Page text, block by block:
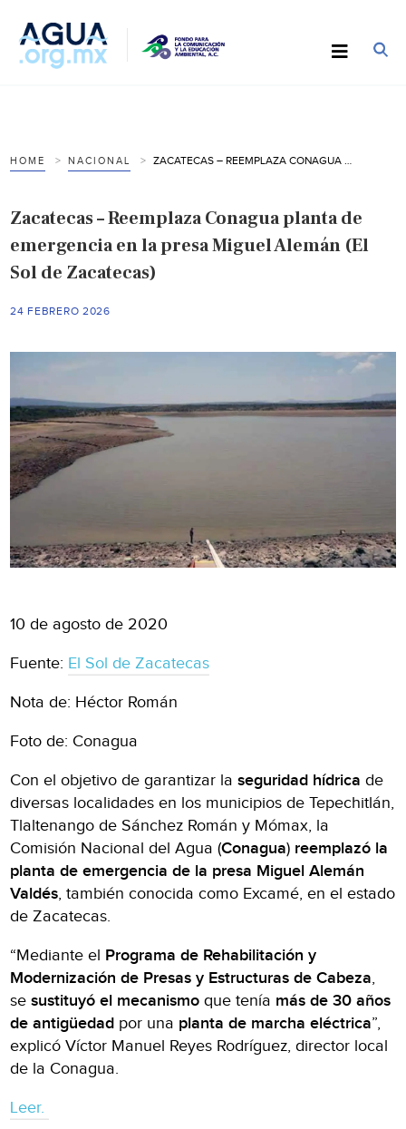
HOME NACIONAL
Zacatecas – Reemplaza Conagua planta de
emergencia en la presa Miguel Alemán (El
Sol de Zacatecas)
24 FEBRERO 2026
10 de agosto de 2020
Fuente: El Sol de Zacatecas
Nota de: Héctor Román
Foto de: Conagua
Con el objetivo de garantizar laseguridad hídrica de
diversas localidades en los municipios de Tepechitlán,
Tlaltenango de Sánchez Román y Mómax, la
Comisión Nacional del Agua (Conagua) reemplazó la
planta de emergencia de la presa Miguel Alemán
Valdés, también conocida como Excamé, en el estado
de Zacatecas.
“Mediante el Programa de Rehabilitación y
Modernización de Presas y Estructuras de Cabeza,
sesustituyó el mecanismo que tenía más de 30 años
de antigüedad por una planta de marcha eléctrica”,
explicó Víctor Manuel Reyes Rodríguez, director local
de la Conagua.
Leer.